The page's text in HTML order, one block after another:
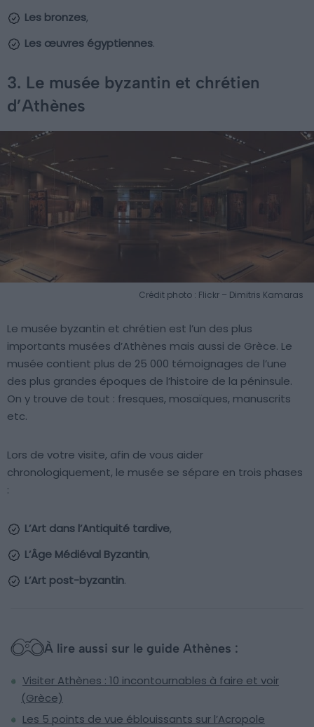
Les bronzes,
Les œuvres égyptiennes.
3. Le musée byzantin et chrétien
d’Athènes
Crédit photo : Flickr – Dimitris Kamaras
Le musée byzantin et chrétien est l’un des plus
importants musées d’Athènes mais aussi de Grèce. Le
musée contient plus de 25 000 témoignages de l’une
des plus grandes époques de l’histoire de la péninsule.
On y trouve de tout : fresques, mosaïques, manuscrits
etc.
Lors de votre visite, afin de vous aider
chronologiquement, le musée se sépare en trois phases
:
L’Art dans l’Antiquité tardive,
L’Âge Médiéval Byzantin,
L’Art post-byzantin.
À lire aussi sur le guide Athènes :
Visiter Athènes : 10 incontournables à faire et voir
(Grèce)
Les 5 points de vue éblouissants sur l’Acropole